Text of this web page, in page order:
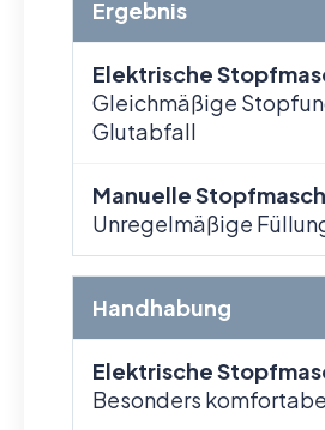
Ergebnis
Elektrische
Gleichmäßige
Glutabfall
Manuelle
Unregelmäßige
Handhabung
Elektrische
Besonders